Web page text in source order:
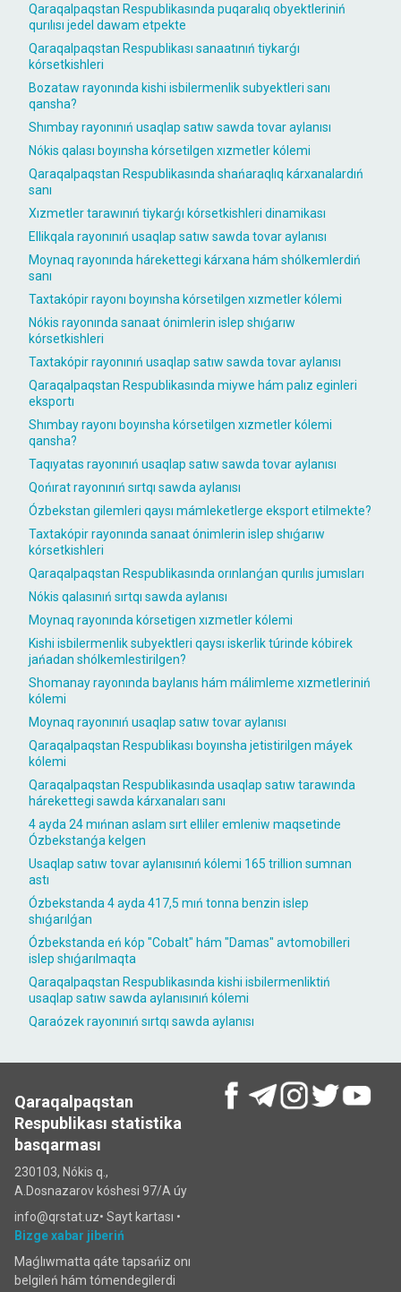
Qaraqalpaqstan Respublikasında puqaralıq obyektleriniń
qurılısı jedel dawam etpekte
Qaraqalpaqstan Respublikası sanaatınıń tiykarǵı
kórsetkishleri
Bozataw rayonında kishi isbilermenlik subyektleri sanı
qansha?
Shımbay rayonınıń usaqlap satıw sawda tovar aylanısı
Nókis qalası boyınsha kórsetilgen xızmetler kólemi
Qaraqalpaqstan Respublikasında shańaraqlıq kárxanalardıń
sanı
Xızmetler tarawınıń tiykarǵı kórsetkishleri dinamikası
Ellikqala rayonınıń usaqlap satıw sawda tovar aylanısı
Moynaq rayonında hárekettegi kárxana hám shólkemlerdiń
sanı
Taxtakópir rayonı boyınsha kórsetilgen xızmetler kólemi
Nókis rayonında sanaat ónimlerin islep shıǵarıw
kórsetkishleri
Taxtakópir rayonınıń usaqlap satıw sawda tovar aylanısı
Qaraqalpaqstan Respublikasında miywe hám palız eginleri
eksportı
Shımbay rayonı boyınsha kórsetilgen xızmetler kólemi
qansha?
Taqıyatas rayonınıń usaqlap satıw sawda tovar aylanısı
Qońırat rayonınıń sırtqı sawda aylanısı
Ózbekstan gilemleri qaysı mámleketlerge eksport etilmekte?
Taxtakópir rayonında sanaat ónimlerin islep shıǵarıw
kórsetkishleri
Qaraqalpaqstan Respublikasında orınlanǵan qurılıs jumısları
Nókis qalasınıń sırtqı sawda aylanısı
Moynaq rayonında kórsetigen xızmetler kólemi
Kishi isbilermenlik subyektleri qaysı iskerlik túrinde kóbirek
jańadan shólkemlestirilgen?
Shomanay rayonında baylanıs hám málimleme xızmetleriniń
kólemi
Moynaq rayonınıń usaqlap satıw tovar aylanısı
Qaraqalpaqstan Respublikası boyınsha jetistirilgen máyek
kólemi
Qaraqalpaqstan Respublikasında usaqlap satıw tarawında
hárekettegi sawda kárxanaları sanı
4 ayda 24 mıńnan aslam sırt elliler emleniw maqsetinde
Ózbekstanǵa kelgen
Usaqlap satıw tovar aylanısınıń kólemi 165 trillion sumnan
astı
Ózbekstanda 4 ayda 417,5 mıń tonna benzin islep
shıǵarılǵan
Ózbekstanda eń kóp "Cobalt" hám "Damas" avtomobilleri
islep shıǵarılmaqta
Qaraqalpaqstan Respublikasında kishi isbilermenliktiń
usaqlap satıw sawda aylanısınıń kólemi
Qaraózek rayonınıń sırtqı sawda aylanısı
Qaraqalpaqstan
Respublikası statistika
basqarması
230103, Nókis q.,
A.Dosnazarov kóshesi 97/A úy
info@qrstat.uz• Sayt kartası •
Bizge xabar jiberiń
Maǵlıwmatta qáte tapsańiz onı
belgileń hám tómendegilerdi